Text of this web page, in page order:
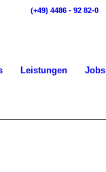
(+49) 4486 - 92 82-0
Leistungen Jobs